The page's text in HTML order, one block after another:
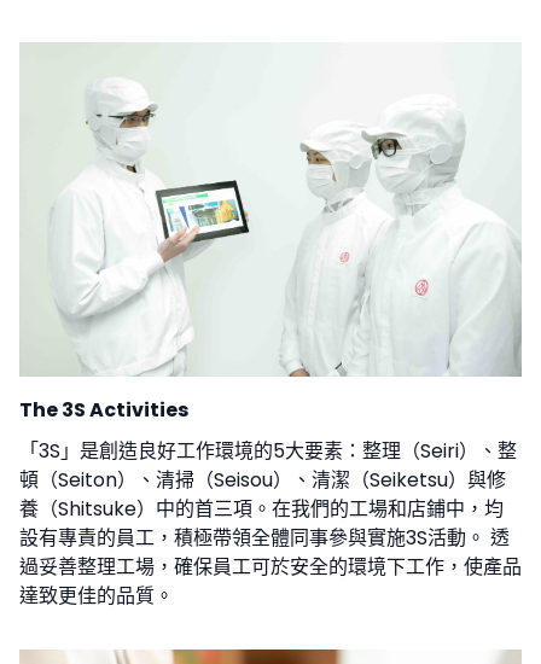
The 3S Activities
「3S」是創造良好工作環境的5大要素：整理（Seiri）、整
頓（Seiton）、清掃（Seisou）、清潔（Seiketsu）與修
養（Shitsuke）中的首三項。在我們的工場和店鋪中，均
設有專責的員工，積極帶領全體同事參與實施3S活動。 透
過妥善整理工場，確保員工可於安全的環境下工作，使產品
達致更佳的品質。